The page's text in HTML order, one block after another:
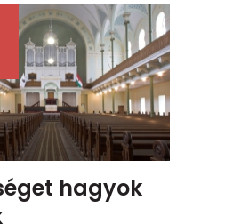
hagyok